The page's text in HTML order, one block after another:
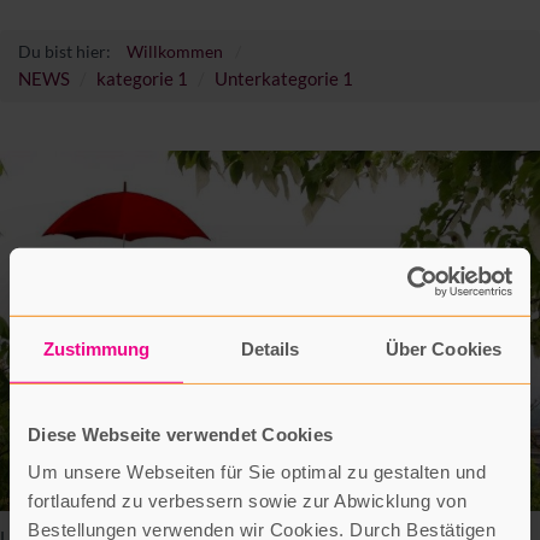
Zustimmung Details Über Cookies
Diese Webseite verwendet Cookies
Um unsere Webseiten für Sie optimal zu gestalten und
fortlaufend zu verbessern sowie zur Abwicklung von
Bestellungen verwenden wir Cookies. Durch Bestätigen
Du bist hier: Willkommen
NEWS kategorie 1 Unterkategorie 1